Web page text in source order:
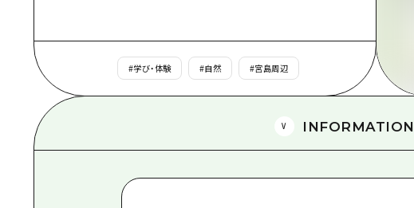
#学び・体験 #自然 #宮島周辺
INFORMATION